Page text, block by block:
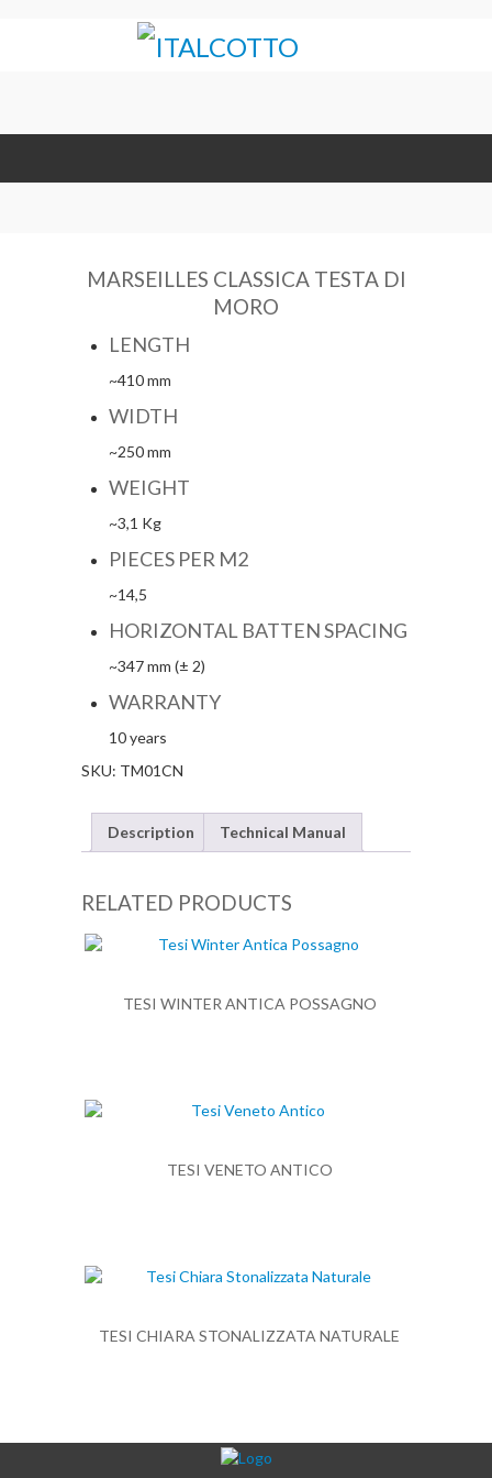
MARSEILLES CLASSICA TESTA DI
MORO
LENGTH
~410 mm
WIDTH
~250 mm
WEIGHT
~3,1 Kg
PIECES PER M2
~14,5
HORIZONTAL BATTEN SPACING
~347 mm (± 2)
WARRANTY
10 years
SKU: TM01CN
Description Technical Manual
RELATED PRODUCTS
TESI WINTER ANTICA POSSAGNO
TESI VENETO ANTICO
TESI CHIARA STONALIZZATA NATURALE